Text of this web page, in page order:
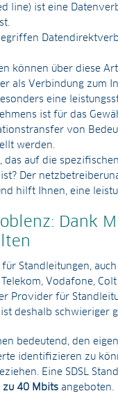
line) ist eine
können über diese
als Verbindung zum
eine
ist für das
von
werden.
das auf die
Der
hilft Ihnen, eine
Dank
Standleitungen,
Vodafone,
Provider für
deshalb schwieriger
bedeutend, den
identifizieren zu
Eine SDSL
zu 40 Mbits angeboten.